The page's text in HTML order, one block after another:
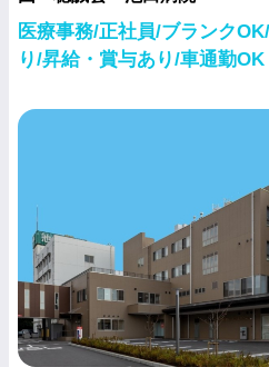
医療事務/正社員/ブランク
り/昇給・賞与あり/車通勤OK